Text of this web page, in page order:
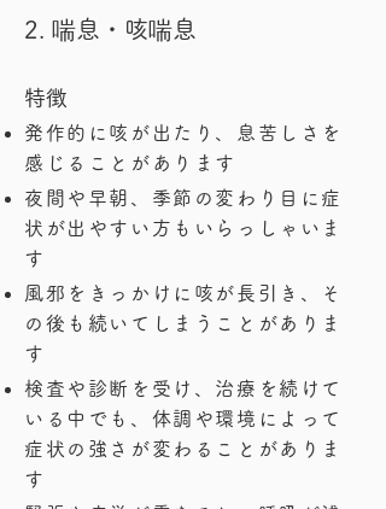
2. ​喘息・咳喘息
特徴
発作的に咳が出たり、息苦しさを
感じることがあります
夜間や早朝、季節の変わり目に症
状が出やすい方もいらっしゃいま
す
風邪をきっかけに咳が長引き、そ
の後も続いてしまうことがありま
す
検査や診断を受け、治療を続けて
いる中でも、体調や環境によって
症状の強さが変わることがありま
す